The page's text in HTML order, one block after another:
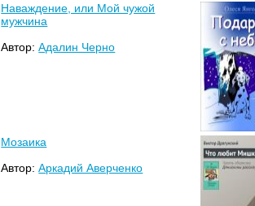
Наваждение, или Мой чужой
мужчина
Автор:Адалин Черно
Мозаика
Автор:Аркадий Аверченко